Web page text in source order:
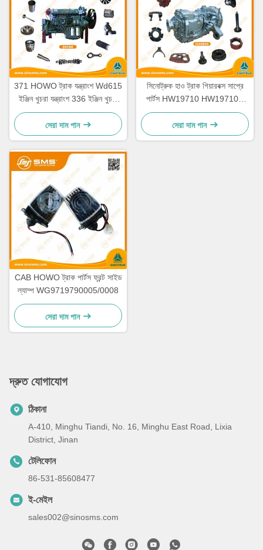
371 HOWO ট্রাক যন্ত্রাংশ Wd615
ইঞ্জিন খুচরা যন্ত্রাংশ 336 ইঞ্জিন খুচরা
যন্ত্রাংশ
সেরা দাম পান
সিনোট্রুক হাও ট্রাক গিয়ারবক্স সাপ্রে
পার্টস HW19710 HW19710T
HW19712
সেরা দাম পান
CAB HOWO ট্রাক পার্টস ফ্রন্ট সাইড
ল্যাম্প WG9719790005/0008
সেরা দাম পান
দ্রুত যোগাযোগ
ঠিকানা
A-410, Minghu Tiandi, No. 16, Minghu East Road, Lixia
District, Jinan
টেলিফোন
86-531-85608477
ই-মেইল
sales002@sinosms.com